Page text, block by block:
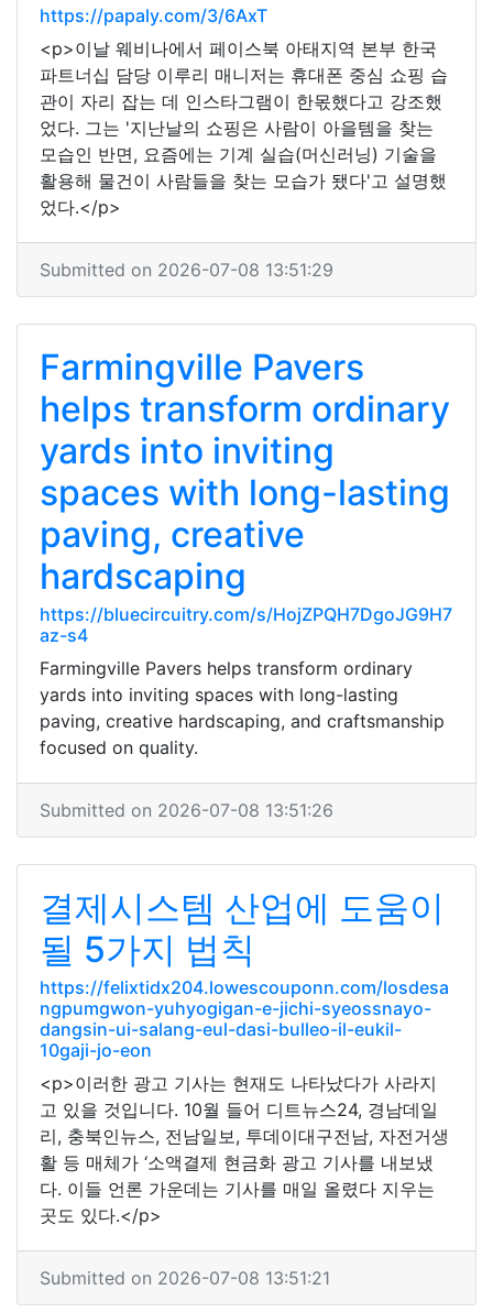
https://papaly.com/3/6AxT
<p>이날 웨비나에서 페이스북 아태지역 본부 한국
파트너십 담당 이루리 매니저는 휴대폰 중심 쇼핑 습
관이 자리 잡는 데 인스타그램이 한몫했다고 강조했
었다. 그는 '지난날의 쇼핑은 사람이 아을템을 찾는
모습인 반면, 요즘에는 기계 실습(머신러닝) 기술을
활용해 물건이 사람들을 찾는 모습가 됐다'고 설명했
었다.</p>
Submitted on 2026-07-08 13:51:29
Farmingville Pavers
helps transform ordinary
yards into inviting
spaces with long-lasting
paving, creative
hardscaping
https://bluecircuitry.com/s/HojZPQH7DgoJG9H7
az-s4
Farmingville Pavers helps transform ordinary
yards into inviting spaces with long-lasting
paving, creative hardscaping, and craftsmanship
focused on quality.
Submitted on 2026-07-08 13:51:26
결제시스템 산업에 도움이
될 5가지 법칙
https://felixtidx204.lowescouponn.com/losdesa
ngpumgwon-yuhyogigan-e-jichi-syeossnayo-
dangsin-ui-salang-eul-dasi-bulleo-il-eukil-
10gaji-jo-eon
<p>이러한 광고 기사는 현재도 나타났다가 사라지
고 있을 것입니다. 10월 들어 디트뉴스24, 경남데일
리, 충북인뉴스, 전남일보, 투데이대구전남, 자전거생
활 등 매체가 ‘소액결제 현금화 광고 기사를 내보냈
다. 이들 언론 가운데는 기사를 매일 올렸다 지우는
곳도 있다.</p>
Submitted on 2026-07-08 13:51:21